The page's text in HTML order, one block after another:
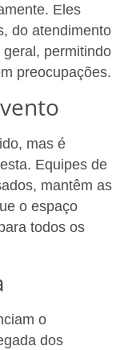
Eles
do atendimento
permitindo
preocupações.
mas é
Equipes de
mantêm as
o espaço
todos os
o
dos